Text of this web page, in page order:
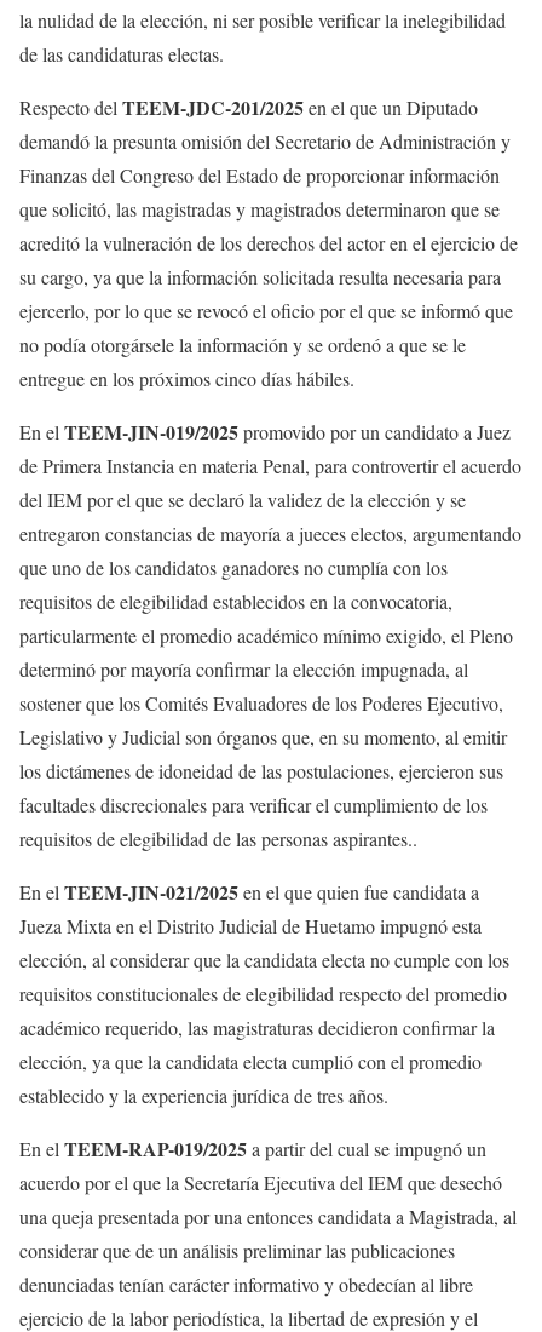
la nulidad de la elección, ni ser posible verificar la inelegibilidad
de las candidaturas electas.
Respecto del TEEM-JDC-201/2025en el que un Diputado
demandó la presunta omisión del Secretario de Administración y
Finanzas del Congreso del Estado de proporcionar información
que solicitó, las magistradas y magistrados determinaron que se
acreditó la vulneración de los derechos del actor en el ejercicio de
su cargo, ya que la información solicitada resulta necesaria para
ejercerlo, por lo que se revocó el oficio por el que se informó que
no podía otorgársele la información y se ordenó a que se le
entregue en los próximos cinco días hábiles.
En el TEEM-JIN-019/2025promovido por un candidato a Juez
de Primera Instancia en materia Penal, para controvertir el acuerdo
del IEM por el que se declaró la validez de la elección y se
entregaron constancias de mayoría a jueces electos, argumentando
que uno de los candidatos ganadores no cumplía con los
requisitos de elegibilidad establecidos en la convocatoria,
particularmente el promedio académico mínimo exigido, el Pleno
determinó por mayoría confirmar la elección impugnada, al
sostener que los Comités Evaluadores de los Poderes Ejecutivo,
Legislativo y Judicial son órganos que, en su momento, al emitir
los dictámenes de idoneidad de las postulaciones, ejercieron sus
facultades discrecionales para verificar el cumplimiento de los
requisitos de elegibilidad de las personas aspirantes..
En el TEEM-JIN-021/2025en el que quien fue candidata a
Jueza Mixta en el Distrito Judicial de Huetamo impugnó esta
elección, al considerar que la candidata electa no cumple con los
requisitos constitucionales de elegibilidad respecto del promedio
académico requerido, las magistraturas decidieron confirmar la
elección, ya que la candidata electa cumplió con el promedio
establecido y la experiencia jurídica de tres años.
En el TEEM-RAP-019/2025a partir del cual se impugnó un
acuerdo por el que la Secretaría Ejecutiva del IEM que desechó
una queja presentada por una entonces candidata a Magistrada, al
considerar que de un análisis preliminar las publicaciones
denunciadas tenían carácter informativo y obedecían al libre
ejercicio de la labor periodística, la libertad de expresión y el